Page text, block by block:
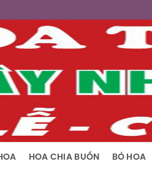
HOA CHIA BUỒN BÓ HOA